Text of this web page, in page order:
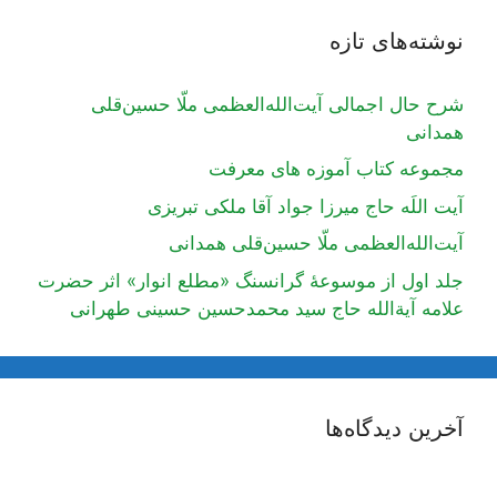
نوشته‌های تازه
شرح حال اجمالی آیت‌الله‌العظمی ملّا حسین‌قلی
همدانی
مجموعه کتاب آموزه های معرفت
آیت اللَه حاج میرزا جواد آقا ملکی تبریزی
آیت‌الله‌العظمی ملّا حسین‌قلی همدانی
جلد اول از موسوعۀ گرانسنگ «مطلع انوار» اثر حضرت
علامه آیة‌الله حاج سید محمدحسین حسینی طهرانی
آخرین دیدگاه‌ها